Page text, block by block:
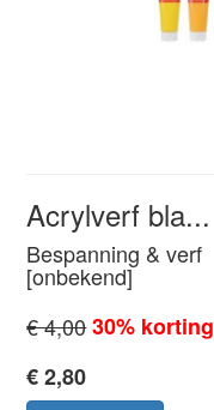
Acrylverf bla...
Bespanning & verf
[onbekend]
€ 4,0030% korting
€ 2,80